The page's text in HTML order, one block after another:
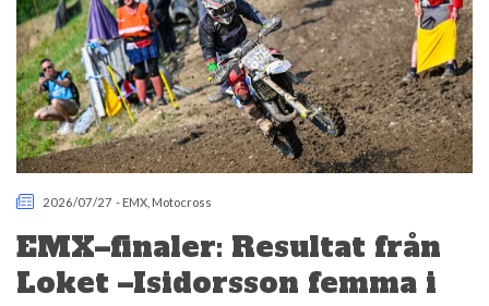
2026/07/27 - EMX Motocross
EMX–finaler: Resultat från
Loket –Isidorsson femma i